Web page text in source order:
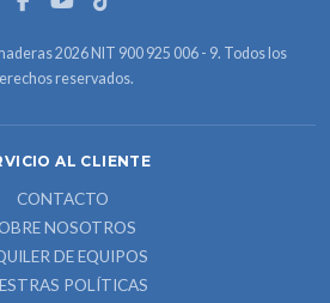
2026 NIT 900 925 006 - 9. Todos los
reservados.
AL CLIENTE
CONTACTO
NOSOTROS
DE EQUIPOS
POLÍTICAS